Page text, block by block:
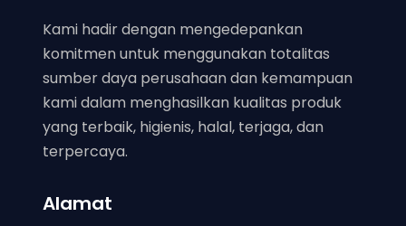
Kami hadir dengan mengedepankan
komitmen untuk menggunakan totalitas
sumber daya perusahaan dan kemampuan
kami dalam menghasilkan kualitas produk
yang terbaik, higienis, halal, terjaga, dan
terpercaya.
Alamat